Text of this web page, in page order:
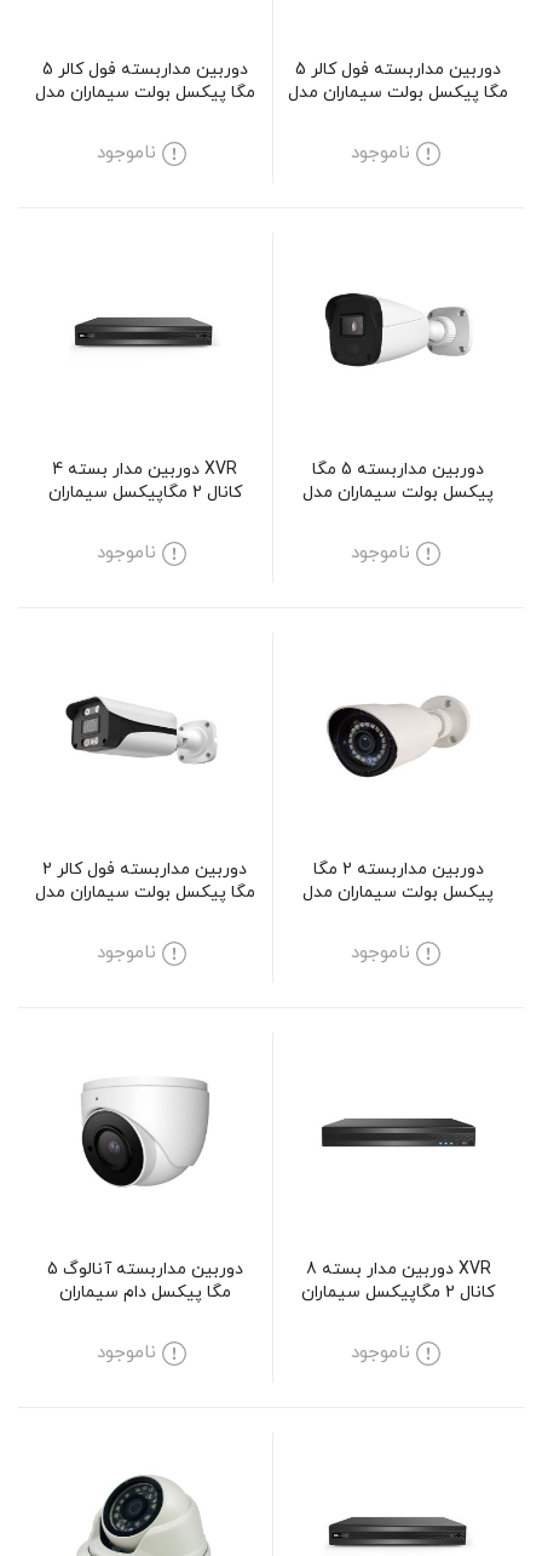
دوربین مداربسته فول کالر 5
مگا پیکسل بولت سیماران مدل
ناموجود
دوربین مداربسته فول کالر 5
مگا پیکسل بولت سیماران مدل
ناموجود
دوربین مداربسته 5 مگا
پیکسل بولت سیماران مدل
ناموجود
XVR دوربین مدار بسته 4
کانال 2 مگاپیکسل سیماران
ناموجود
دوربین مداربسته 2 مگا
پیکسل بولت سیماران مدل
ناموجود
دوربین مداربسته فول کالر 2
مگا پیکسل بولت سیماران مدل
ناموجود
XVR دوربین مدار بسته 8
کانال 2 مگاپیکسل سیماران
ناموجود
دوربین مداربسته آنالوگ 5
مگا پیکسل دام سیماران
ناموجود